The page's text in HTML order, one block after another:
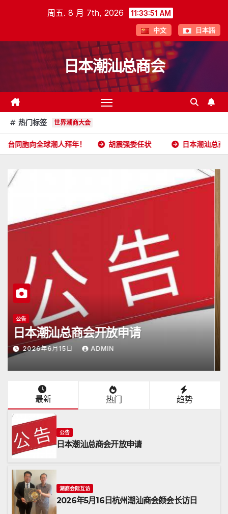
周五. 8 月 7th, 2026 11:33:52 AM
中文 日本語
日本潮汕总商会
热门标签 世界潮商大会
潮人拜年！ 胡震强委任状 日本潮汕总商会开放申请
潮商会际互访
2026年5月16日杭州潮汕商会颜会长
访日
2026年5月17日 ADMIN
最新 热门 趋势
公告
日本潮汕总商会开放申请
潮商会际互访
2026年5月16日杭州潮汕商会颜会长访日